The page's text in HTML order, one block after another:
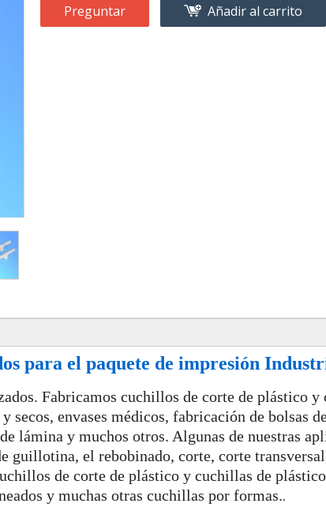
Preguntar Añadir al carrito
para el paquete de impresión
Fabricamos cuchillos de corte de plástico
secos, envases médicos, fabricación de bolsas
lámina y muchos otros. Algunas de nuestras
guillotina, el rebobinado, corte, corte
de corte de plástico y cuchillas de
y muchas otras cuchillas por formas..